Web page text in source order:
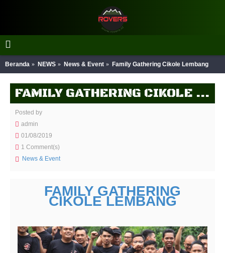
Beranda NEWS News & Event Family Gathering Cikole Lembang
FAMILY GATHERING CIKOLE LEMBANG
Posted by
admin
01/08/2019
1 Comment(s)
News & Event
FAMILY GATHERING
CIKOLE LEMBANG